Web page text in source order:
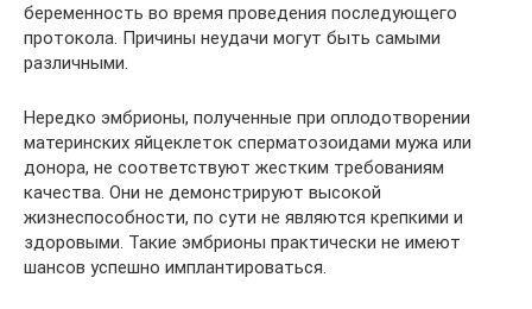
беременность во время проведения последующего
протокола. Причины неудачи могут быть самыми
различными.
Нередко эмбрионы, полученные при оплодотворении
материнских яйцеклеток сперматозоидами мужа или
донора, не соответствуют жестким требованиям
качества. Они не демонстрируют высокой
жизнеспособности, по сути не являются крепкими и
здоровыми. Такие эмбрионы практически не имеют
шансов успешно имплантироваться.